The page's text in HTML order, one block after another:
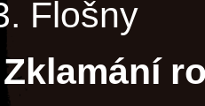
Flošny
Zklamání